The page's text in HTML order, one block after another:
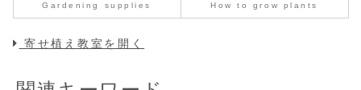
Gardening supplies How to grow plants
寄せ植え教室を開く